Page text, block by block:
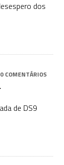
dos
0 COMENTÁRIOS
de DS9